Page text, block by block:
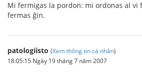
Mi fermigas la pordon: mi ordonas al vi
fermas ĝin.
patologiisto (Xem thông tin cá nhân)
18:05:15 Ngày 19 tháng 7 năm 2007